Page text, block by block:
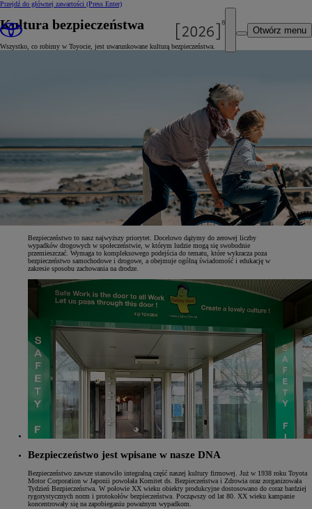
Przejdź do głównej zawartości (Press Enter)
Otwórz menu
Kultura bezpieczeństwa
Wszystko, co robimy w Toyocie, jest uwarunkowane kulturą bezpieczeństwa.
Bezpieczeństwo to nasz najwyższy priorytet. Docelowo dążymy do zerowej liczby
wypadków drogowych w społeczeństwie, w którym ludzie mogą się swobodnie
przemieszczać. Wymaga to kompleksowego podejścia do tematu, które wykracza poza
bezpieczeństwo samochodowe i drogowe, a obejmuje ogólną świadomość i edukację w
zakresie sposobu zachowania na drodze.
Bezpieczeństwo jest wpisane w nasze DNA
Bezpieczeństwo zawsze stanowiło integralną część naszej kultury firmowej. Już w 1938 roku Toyota
Motor Corporation w Japonii powołała Komitet ds. Bezpieczeństwa i Zdrowia oraz zorganizowała
Tydzień Bezpieczeństwa. W połowie XX wieku obiekty produkcyjne dostosowano do coraz bardziej
rygorystycznych norm i protokołów bezpieczeństwa. Począwszy od lat 80. XX wieku kampanie
koncentrowały się na zapobieganiu poważnym wypadkom.